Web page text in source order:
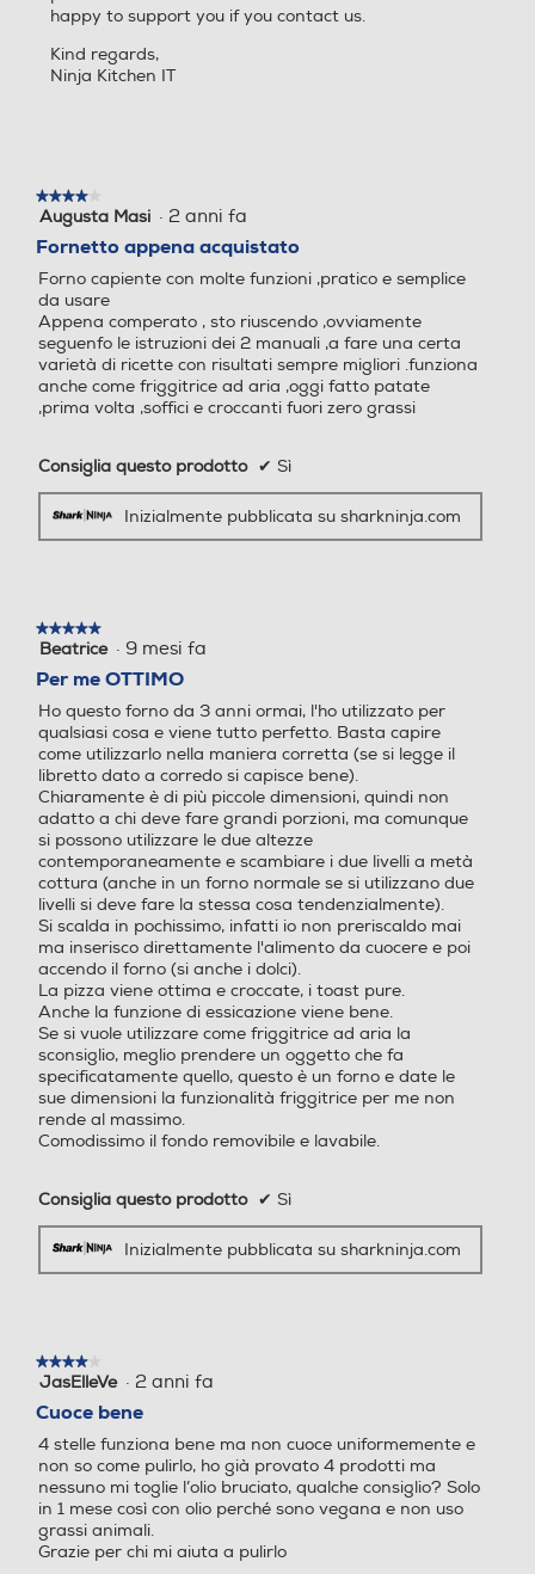
civolo Componenti lavabili i
n lavastoviglie Capacità 29
Numero zone di cottura
2
Avviamento rapido Avviamento rapido
Funzione rotante
Accessori in dotazione
Unità principale 2400 W C
estello per frittura ad aria
Vassoio per arrosti Vassoio
per cottura al forno 2 grigli
e Vassoio raccogli briciole ri
movibile (già installato nell’
unità) Libretto di istruzioni
Guida rapida all’utilizzo e ric
ettario
Accessori in dotazione
Altre descrizioni strutturali Altre descrizioni strutturali
Diametro max piatto tond
o-cm
Diametro max piatto tond
o-cm
happy to support you if you contact us.
Kind regards,
Ninja Kitchen IT
★★★★★
★★★★★
4
5
stelle.
Augusta Masi · 2 anni fa
Fornetto appena acquistato
Forno capiente con molte funzioni ,pratico e semplice
da usare
Appena comperato , sto riuscendo ,ovviamente
seguenfo le istruzioni dei 2 manuali ,a fare una certa
varietà di ricette con risultati sempre migliori .funziona
anche come friggitrice ad aria ,oggi fatto patate
,prima volta ,soffici e croccanti fuori zero grassi
Consiglia questo prodotto ✔ Sì
Inizialmente pubblicata su sharkninja.com
★★★★★
★★★★★
5
5
stelle.
Beatrice · 9 mesi fa
Per me OTTIMO
Ho questo forno da 3 anni ormai, l'ho utilizzato per
qualsiasi cosa e viene tutto perfetto. Basta capire
come utilizzarlo nella maniera corretta (se si legge il
libretto dato a corredo si capisce bene).
Chiaramente è di più piccole dimensioni, quindi non
adatto a chi deve fare grandi porzioni, ma comunque
si possono utilizzare le due altezze
contemporaneamente e scambiare i due livelli a metà
cottura (anche in un forno normale se si utilizzano due
livelli si deve fare la stessa cosa tendenzialmente).
Si scalda in pochissimo, infatti io non preriscaldo mai
ma inserisco direttamente l'alimento da cuocere e poi
accendo il forno (si anche i dolci).
La pizza viene ottima e croccate, i toast pure.
Anche la funzione di essicazione viene bene.
Se si vuole utilizzare come friggitrice ad aria la
sconsiglio, meglio prendere un oggetto che fa
specificatamente quello, questo è un forno e date le
sue dimensioni la funzionalità friggitrice per me non
rende al massimo.
Comodissimo il fondo removibile e lavabile.
Consiglia questo prodotto ✔ Sì
Inizialmente pubblicata su sharkninja.com
★★★★★
★★★★★
4
5
stelle.
JasElleVe · 2 anni fa
Cuoce bene
4 stelle funziona bene ma non cuoce uniformemente e
non so come pulirlo, ho già provato 4 prodotti ma
nessuno mi toglie l’olio bruciato, qualche consiglio? Solo
in 1 mese così con olio perché sono vegana e non uso
grassi animali.
Grazie per chi mi aiuta a pulirlo